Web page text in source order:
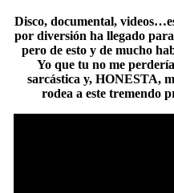
Disco, documental,
por diversión ha llegado
pero de esto y de mucho
Yo que tu no me
sarcástica y, HONESTA,
rodea a este tremendo